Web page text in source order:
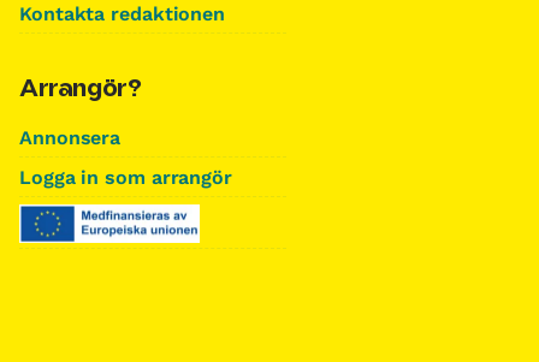
Kontakta redaktionen
Arrangör?
Annonsera
Logga in som arrangör